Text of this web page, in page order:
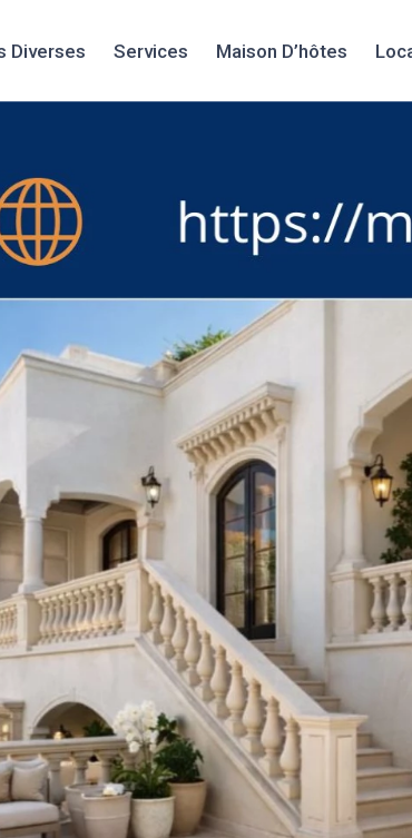
Diverses Services Maison D’hôtes